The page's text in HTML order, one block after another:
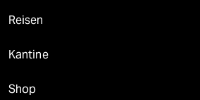
Reisen
Kantine
Shop